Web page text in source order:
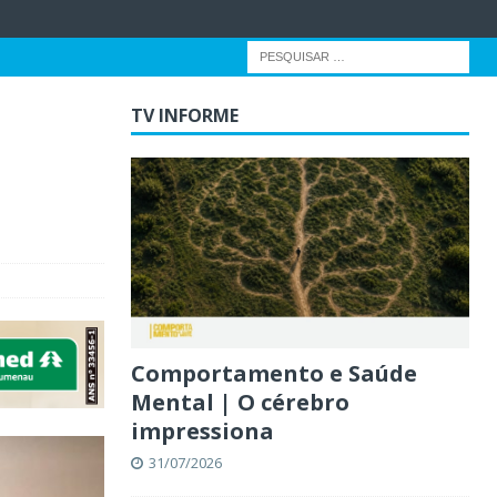
TV INFORME
Comportamento e Saúde
Mental | O cérebro
impressiona
31/07/2026